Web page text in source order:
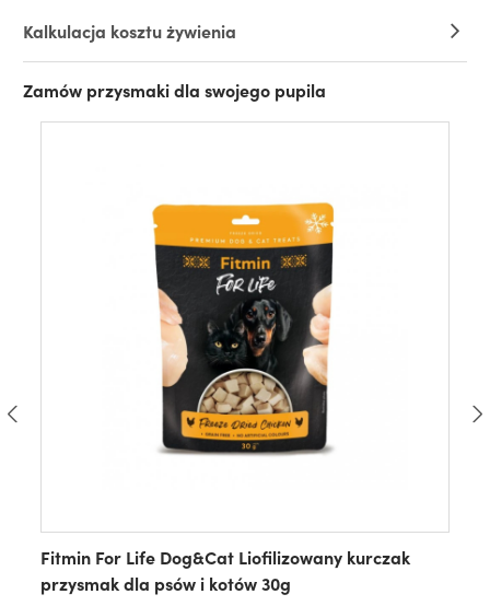
Kalkulacja kosztu żywienia
Zamów przysmaki dla swojego pupila
Fitmin For Life Dog&Cat Liofilizowany kurczak
przysmak dla psów i kotów 30g